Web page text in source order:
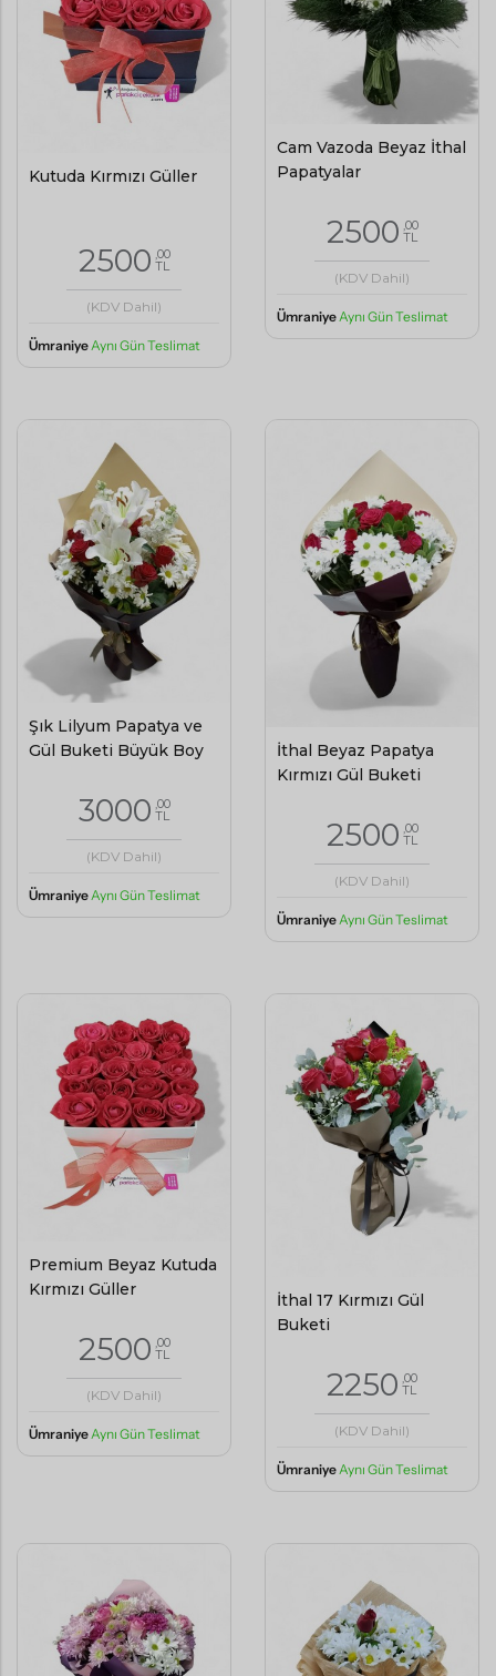
Kutuda Kırmızı Güller
2500 ,00
TL
(KDV Dahil)
ÜmraniyeAynı Gün Teslimat
Cam Vazoda Beyaz İthal
Papatyalar
2500 ,00
TL
(KDV Dahil)
Ümraniye Aynı Gün Teslimat
Şık Lilyum Papatya ve
Gül Buketi Büyük Boy
3000 ,00
TL
(KDV Dahil)
ÜmraniyeAynı Gün Teslimat
İthal Beyaz Papatya
Kırmızı Gül Buketi
2500 ,00
TL
(KDV Dahil)
Ümraniye Aynı Gün Teslimat
Premium Beyaz Kutuda
Kırmızı Güller
2500 ,00
TL
(KDV Dahil)
ÜmraniyeAynı Gün Teslimat
İthal 17 Kırmızı Gül
Buketi
2250 ,00
TL
(KDV Dahil)
Ümraniye Aynı Gün Teslimat